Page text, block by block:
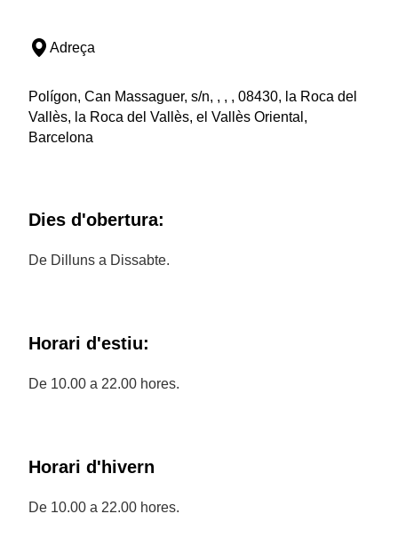
Adreça
Polígon, Can Massaguer, s/n, , , , 08430, la Roca del
Vallès, la Roca del Vallès, el Vallès Oriental,
Barcelona
Dies d'obertura:
De Dilluns a Dissabte.
Horari d'estiu:
De 10.00 a 22.00 hores.
Horari d'hivern
De 10.00 a 22.00 hores.